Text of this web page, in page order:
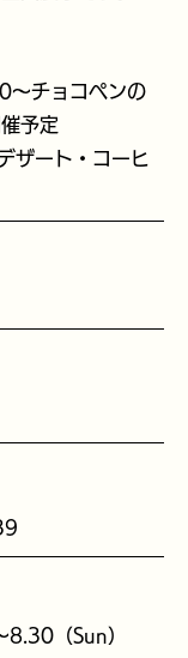
チョコペンの
予定
ザート・コーヒ
（Sun）